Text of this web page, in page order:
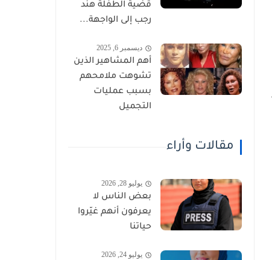
قضية الطفلة هند
رجب إلى الواجهة...
ديسمبر 6, 2025
أهم المشاهير الذين
تشوهت ملامحهم
بسبب عمليات
التجميل
مقالات وأراء
يوليو 28, 2026
بعض الناس لا
يعرفون أنهم غيّروا
حياتنا
يوليو 24, 2026